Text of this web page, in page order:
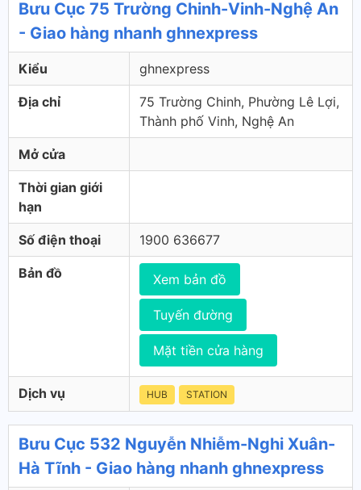
Bưu Cục 75 Trường Chinh-Vinh-Nghệ An
- Giao hàng nhanh ghnexpress
Kiểu ghnexpress
Địa chỉ
75 Trường Chinh, Phường Lê Lợi,
Thành phố Vinh, Nghệ An
Mở cửa
Thời gian giới
hạn
Số điện thoại 1900 636677
Bản đồ Xem bản đồ
Tuyến đường
Mặt tiền cửa hàng
Dịch vụ HUB STATION
Bưu Cục 532 Nguyễn Nhiễm-Nghi Xuân-
Hà Tĩnh - Giao hàng nhanh ghnexpress